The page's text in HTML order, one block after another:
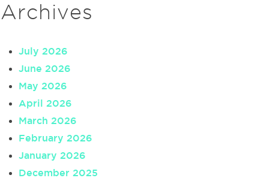
Archives
July 2026
June 2026
May 2026
April 2026
March 2026
February 2026
January 2026
December 2025